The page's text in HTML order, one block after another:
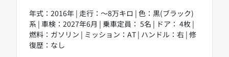
年式：2016年 | 走行：～8万キロ | 色：黒(ブラック)
系 | 車検：2027年6月 | 乗車定員： 5名 | ドア： 4枚 |
燃料：ガソリン | ミッション：AT | ハンドル：右 | 修
復歴：なし